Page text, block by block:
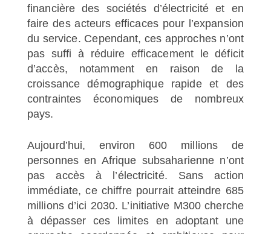
financière des sociétés d’électricité et en
faire des acteurs efficaces pour l’expansion
du service. Cependant, ces approches n’ont
pas suffi à réduire efficacement le déficit
d’accès, notamment en raison de la
croissance démographique rapide et des
contraintes économiques de nombreux
pays.
Aujourd’hui, environ 600 millions de
personnes en Afrique subsaharienne n’ont
pas accès à l’électricité. Sans action
immédiate, ce chiffre pourrait atteindre 685
millions d’ici 2030. L’initiative M300 cherche
à dépasser ces limites en adoptant une